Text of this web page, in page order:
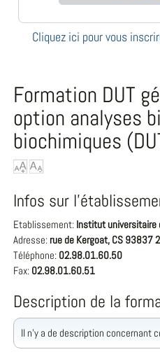
Cliquez ici pour vous
Formation DUT
option analyses
biochimiques
Infos sur
Etablissement: Institut universitaire
Adresse: rue de Kergoat, CS 93837
Téléphone: 02.98.01.60.50
Fax: 02.98.01.60.51
Description de la
Il n'y a de description concernant